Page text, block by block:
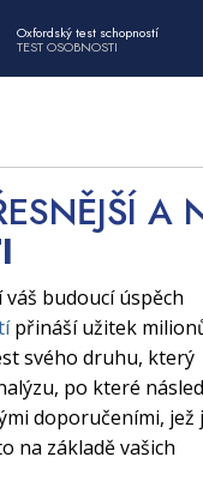
Oxfordský test schopností
TEST OSOBNOSTI
A
budoucí úspěch
přináší užitek
svého druhu, který
po které
doporučeními, jež
na základě vašich